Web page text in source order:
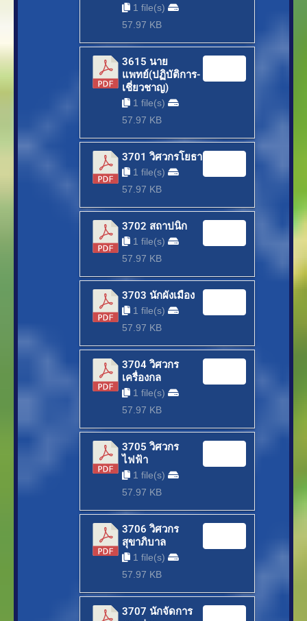
1 file(s)
57.97 KB
3615 นาย
แพทย์(ปฏิบัติการ-
เชี่ยวชาญ)
1 file(s)
57.97 KB
3701 วิศวกรโยธา
1 file(s)
57.97 KB
3702 สถาปนิก
1 file(s)
57.97 KB
3703 นักผังเมือง
1 file(s)
57.97 KB
3704 วิศวกร
เครื่องกล
1 file(s)
57.97 KB
3705 วิศวกร
ไฟฟ้า
1 file(s)
57.97 KB
3706 วิศวกร
สุขาภิบาล
1 file(s)
57.97 KB
3707 นักจัดการ